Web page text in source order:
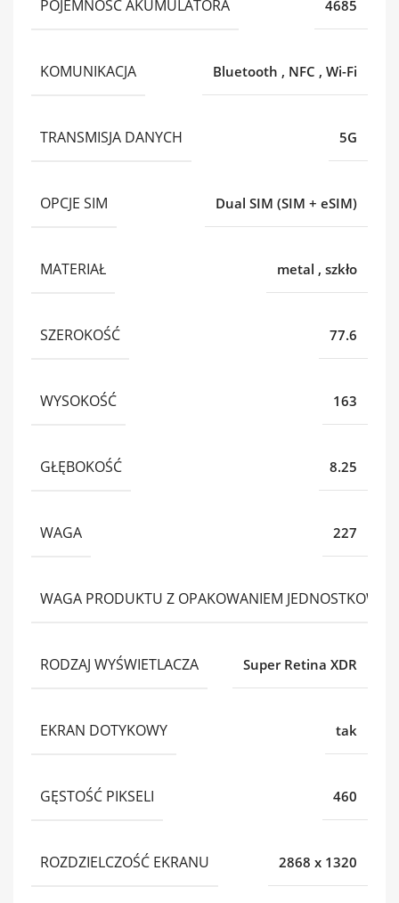
POJEMNOŚĆ AKUMULATORA 4685
KOMUNIKACJA Bluetooth , NFC , Wi-Fi
TRANSMISJA DANYCH 5G
OPCJE SIM Dual SIM (SIM + eSIM)
MATERIAŁ metal , szkło
SZEROKOŚĆ 77.6
WYSOKOŚĆ 163
GŁĘBOKOŚĆ 8.25
WAGA 227
WAGA PRODUKTU Z OPAKOWANIEM JEDNOSTKOWYM
RODZAJ WYŚWIETLACZA Super Retina XDR
EKRAN DOTYKOWY tak
GĘSTOŚĆ PIKSELI 460
ROZDZIELCZOŚĆ EKRANU 2868 x 1320